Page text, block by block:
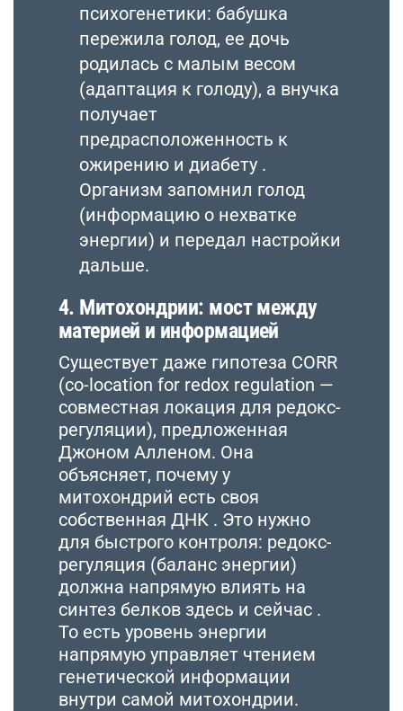
психогенетики: бабушка
пережила голод, ее дочь
родилась с малым весом
(адаптация к голоду), а внучка
получает
предрасположенность к
ожирению и диабету .
Организм запомнил голод
(информацию о нехватке
энергии) и передал настройки
дальше.
4. Митохондрии: мост между
материей и информацией
Существует даже гипотеза CORR
(co-location for redox regulation —
совместная локация для редокс-
регуляции), предложенная
Джоном Алленом. Она
объясняет, почему у
митохондрий есть своя
собственная ДНК . Это нужно
для быстрого контроля: редокс-
регуляция (баланс энергии)
должна напрямую влиять на
синтез белков здесь и сейчас .
То есть уровень энергии
напрямую управляет чтением
генетической информации
внутри самой митохондрии.